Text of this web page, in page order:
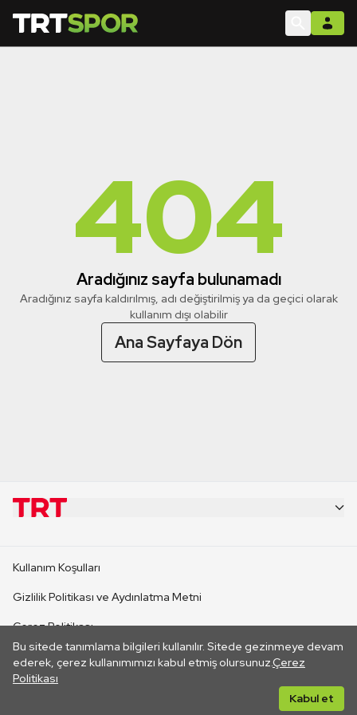
404
Aradığınız sayfa bulunamadı
Aradığınız sayfa kaldırılmış, adı değiştirilmiş ya da geçici olarak
kullanım dışı olabilir
Ana Sayfaya Dön
Bu sitede tanımlama bilgileri kullanılır. Sitede gezinmeye devam
ederek, çerez kullanımımızı kabul etmiş olursunuz.Çerez
Politikası
Kabul et
CANLI YAYINLAR
Kullanım Koşulları
Gizlilik Politikası ve Aydınlatma Metni
Çerez Politikası
İletişim
Her hakkı saklıdır. ©2026 TRT. Bağlantı yoluyla gidilen dış